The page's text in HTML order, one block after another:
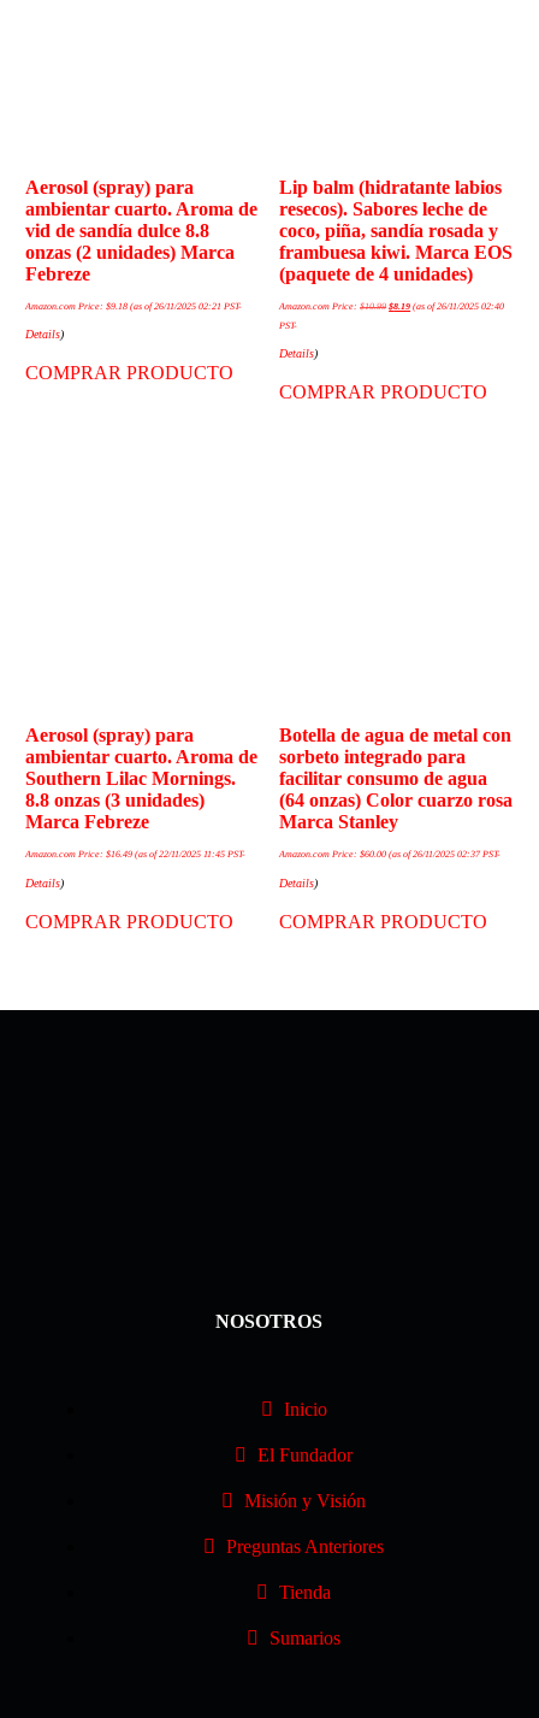
Aerosol (spray) para
ambientar cuarto. Aroma de
vid de sandía dulce 8.8
onzas (2 unidades) Marca
Febreze
Amazon.com Price:$9.18 (as of 26/11/2025 02:21 PST-
Details)
COMPRAR PRODUCTO
Lip balm (hidratante labios
resecos). Sabores leche de
coco, piña, sandía rosada y
frambuesa kiwi. Marca EOS
(paquete de 4 unidades)
Amazon.com Price:$10.99 $8.19 (as of 26/11/2025 02:40
PST-
Details)
COMPRAR PRODUCTO
Aerosol (spray) para
ambientar cuarto. Aroma de
Southern Lilac Mornings.
8.8 onzas (3 unidades)
Marca Febreze
Amazon.com Price:$16.49 (as of 22/11/2025 11:45 PST-
Details)
COMPRAR PRODUCTO
Botella de agua de metal con
sorbeto integrado para
facilitar consumo de agua
(64 onzas) Color cuarzo rosa
Marca Stanley
Amazon.com Price:$60.00 (as of 26/11/2025 02:37 PST-
Details)
COMPRAR PRODUCTO
NOSOTROS
Inicio
El Fundador
Misión y Visión
Preguntas Anteriores
Tienda
Sumarios